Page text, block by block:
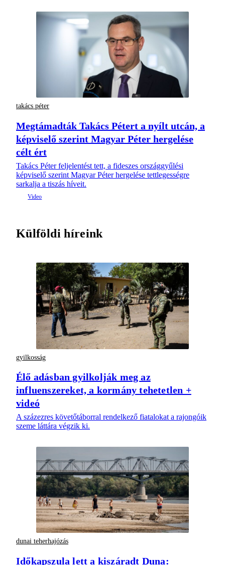
takács péter
Megtámadták Takács Pétert a nyílt utcán, a
képviselő szerint Magyar Péter hergelése
célt ért
Takács Péter feljelentést tett, a fideszes országgyűlési
képviselő szerint Magyar Péter hergelése tettlegességre
sarkalja a tiszás híveit.
Külföldi híreink
gyilkosság
Élő adásban gyilkolják meg az
influenszereket, a kormány tehetetlen +
videó
A százezres követőtáborral rendelkező fiatalokat a rajongóik
szeme láttára végzik ki.
dunai teherhajózás
Időkapszula lett a kiszáradt Duna: